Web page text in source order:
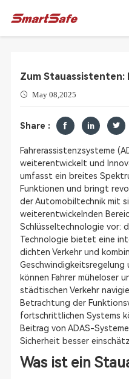
Zum Stauassistenten:
May 08,2025
Share :
Fahrerassistenzsysteme
weiterentwickelt und
umfasst ein breites
Funktionen und bringt
der Automobiltechnik mit
weiterentwickelnden
Schlüsseltechnologie vor:
Technologie bietet eine
dichten Verkehr und
können Fahrer müheloser
städtischen Verkehr
Betrachtung der
fortschrittlichen Systems
Beitrag von ADAS-
Sicherheit besser
Was ist ein